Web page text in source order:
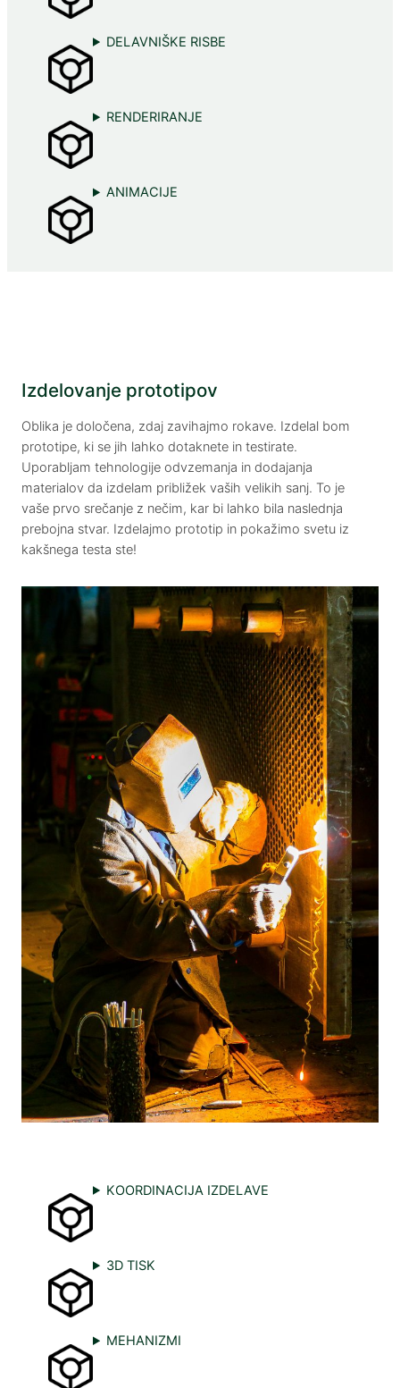
DELAVNIŠKE RISBE
RENDERIRANJE
ANIMACIJE
Izdelovanje prototipov
Oblika je določena, zdaj zavihajmo rokave. Izdelal bom
prototipe, ki se jih lahko dotaknete in testirate.
Uporabljam tehnologije odvzemanja in dodajanja
materialov da izdelam približek vaših velikih sanj. To je
vaše prvo srečanje z nečim, kar bi lahko bila naslednja
prebojna stvar. Izdelajmo prototip in pokažimo svetu iz
kakšnega testa ste!
KOORDINACIJA IZDELAVE
3D TISK
MEHANIZMI